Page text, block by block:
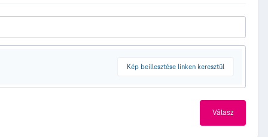
Kép beillesztése linken keresztül
Válasz